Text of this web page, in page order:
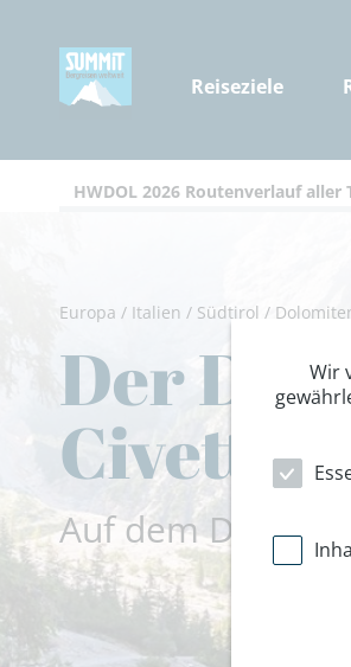
Reiseziele
HWDOL 2026 Routenverlauf aller
Europa / Italien / Südtirol /
Der
Civetta
Auf dem
Wir